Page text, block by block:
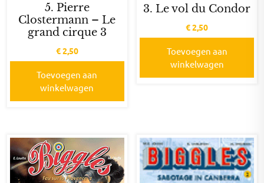
5. Pierre
Clostermann – Le
grand cirque 3
€2,50
Toevoegen aan
winkelwagen
3. Le vol du Condor
€2,50
Toevoegen aan
winkelwagen